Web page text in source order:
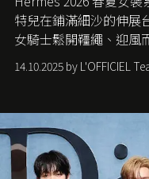
特兒在鋪滿細沙的伸展
女騎士鬆開韁繩、迎風
從容的態度。
14.10.2025 by L'OFFICIEL